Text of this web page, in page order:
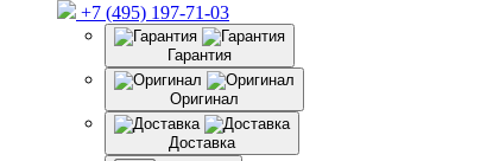
+7 (495) 197-71-03
Гарантия
Оригинал
Доставка